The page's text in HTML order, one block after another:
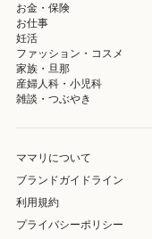
お金・保険
お仕事
妊活
ファッション・コスメ
家族・旦那
産婦人科・小児科
雑談・つぶやき
ママリについて
ブランドガイドライン
利用規約
プライバシーポリシー